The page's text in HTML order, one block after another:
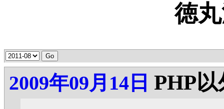
徳
2009年09月14日 PHP